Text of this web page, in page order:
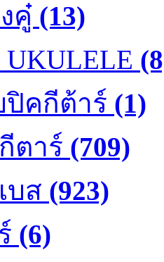
คู๋ (13)
UKULELE
ปิคกีต้าร์ (1)
ตาร์ (709)
บส (923)
(6)